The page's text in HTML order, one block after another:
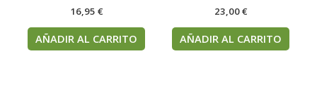
16,95 €
AÑADIR AL CARRITO
23,00€
AÑADIR AL CARRITO